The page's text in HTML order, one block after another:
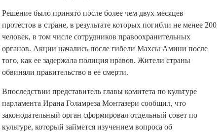
Решение было принято после более чем двух месяцев
протестов в стране, в результате которых погибли не менее 200
человек, в том числе сотрудников правоохранительных
органов. Акции начались после гибели Махсы Амини после
того, как ее задержала полиция нравов. Жители страны
обвиняли правительство в ее смерти.
Впоследствии представитель главы комитета по культуре
парламента Ирана Голамреза Монтазери сообщил, что
законодательный орган сформировал отдельный совет по
культуре, который займется изучением вопроса об